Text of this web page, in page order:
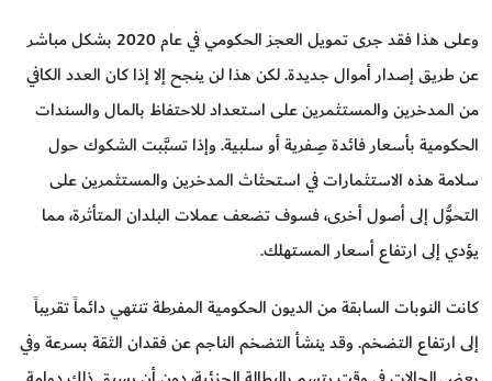
وعلى هذا فقد جرى تمويل العجز الحكومي في عام 2020 بشكل مباشر
عن طريق إصدار أموال جديدة. لكن هذا لن ينجح إلا إذا كان العدد الكافي
من المدخرين والمستثمرين على استعداد للاحتفاظ بالمال والسندات
الحكومية بأسعار فائدة صِـفرية أو سلبية. وإذا تسبَّبت الشكوك حول
سلامة هذه الاستثمارات في استحثاث المدخرين والمستثمرين على
التحوُّل إلى أصول أخرى، فسوف تضعف عملات البلدان المتأثرة، مما
يؤدي إلى ارتفاع أسعار المستهلك.
كانت النوبات السابقة من الديون الحكومية المفرطة تنتهي دائماً تقريباً
إلى ارتفاع التضخم. وقد ينشأ التضخم الناجم عن فقدان الثقة بسرعة وفي